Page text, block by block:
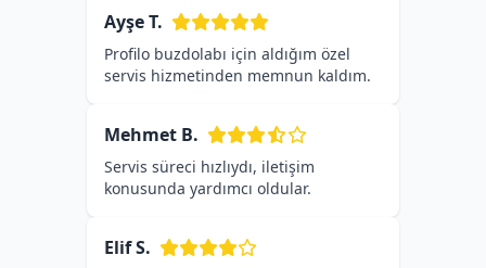
Ayşe T.
Profilo buzdolabı için aldığım özel
servis hizmetinden memnun kaldım.
Mehmet B.
Servis süreci hızlıydı, iletişim
konusunda yardımcı oldular.
Elif S.